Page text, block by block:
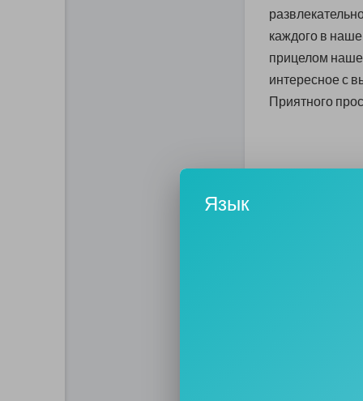
каждого в
прицелом
интересное с
Приятного
Язык